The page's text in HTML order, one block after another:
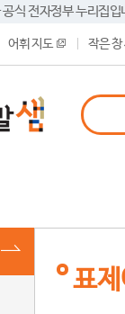
식 전자정부 누리집입
어휘 지도 작은 창
표제